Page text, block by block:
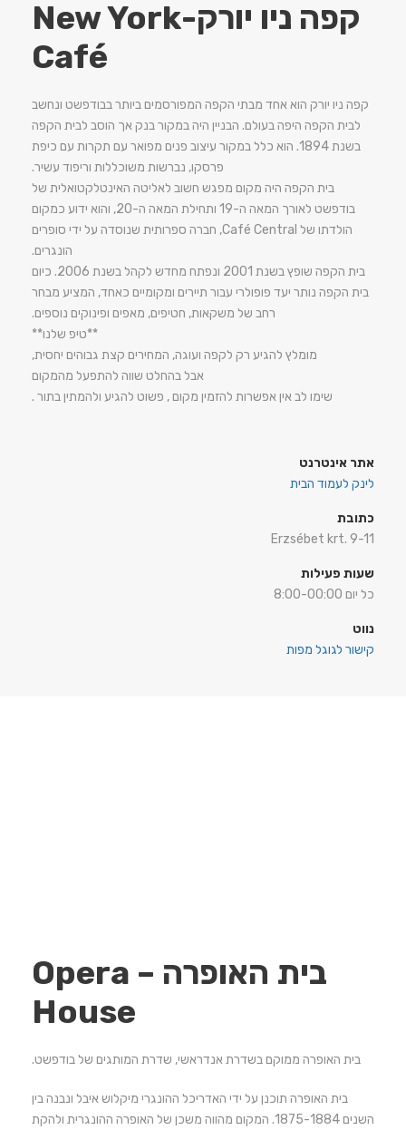
קפה ניו יורק-New York
Café
קפה ניו יורק הוא אחד מבתי הקפה המפורסמים ביותר בבודפשט ונחשב
לבית הקפה היפה בעולם. הבניין היה במקור בנק אך הוסב לבית הקפה
בשנת 1894. הוא כלל במקור עיצוב פנים מפואר עם תקרות עם כיפת
פרסקו, נברשות משוכללות וריפוד עשיר.
בית הקפה היה מקום מפגש חשוב לאליטה האינטלקטואלית של
בודפשט לאורך המאה ה-19 ותחילת המאה ה-20, והוא ידוע כמקום
הולדתו של Café Central, חברה ספרותית שנוסדה על ידי סופרים
הונגרים.
בית הקפה שופץ בשנת 2001 ונפתח מחדש לקהל בשנת 2006. כיום
בית הקפה נותר יעד פופולרי עבור תיירים ומקומיים כאחד, המציע מבחר
רחב של משקאות, חטיפים, מאפים ופינוקים נוספים.
**טיפ שלנו**
מומלץ להגיע רק לקפה ועוגה, המחירים קצת גבוהים יחסית,
אבל בהחלט שווה להתפעל מהמקום
שימו לב אין אפשרות להזמין מקום , פשוט להגיע ולהמתין בתור .
אתר אינטרנט
לינק לעמוד הבית
כתובת
Erzsébet krt. 9-11
שעות פעילות
כל יום 8:00-00:00
נווט
קישור לגוגל מפות
בית האופרה – Opera
House
בית האופרה ממוקם בשדרת אנדראשי, שדרת המותגים של בודפשט.
בית האופרה תוכנן על ידי האדריכל ההונגרי מיקלוש איבל ונבנה בין
השנים 1875-1884. המקום מהווה משכן של האופרה ההונגרית ולהקת